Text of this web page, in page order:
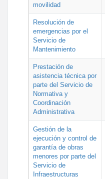
movilidad
Resolución de
emergencias por el
Servicio de
Mantenimiento
Prestación de
asistencia técnica por
parte del Servicio de
Normativa y
Coordinación
Administrativa
Gestión de la
ejecución y control de
garantía de obras
menores por parte del
Servicio de
Infraestructuras